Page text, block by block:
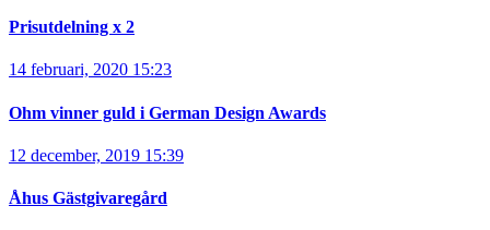
Prisutdelning x 2
14 februari, 2020 15:23
Ohm vinner guld i German Design Awards
12 december, 2019 15:39
Åhus Gästgivaregård